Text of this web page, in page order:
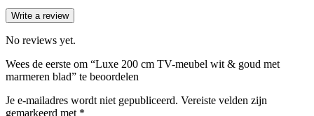
Write a review
No reviews yet.
Wees de eerste om “Luxe 200 cm TV-meubel wit & goud met
marmeren blad” te beoordelen
Je e-mailadres wordt niet gepubliceerd. Vereiste velden zijn
gemarkeerd met *